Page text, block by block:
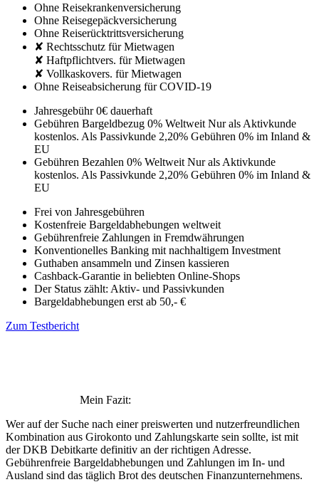
Ohne Reisekrankenversicherung
Ohne Reisegepäckversicherung
Ohne Reiserücktrittsversicherung
✘ Rechtsschutz für Mietwagen
✘ Haftpflichtvers. für Mietwagen
✘ Vollkaskovers. für Mietwagen
Ohne Reiseabsicherung für COVID-19
Jahresgebühr 0€ dauerhaft
Gebühren Bargeldbezug 0% Weltweit Nur als Aktivkunde
kostenlos. Als Passivkunde 2,20% Gebühren 0% im Inland &
EU
Gebühren Bezahlen 0% Weltweit Nur als Aktivkunde
kostenlos. Als Passivkunde 2,20% Gebühren 0% im Inland &
EU
Frei von Jahresgebühren
Kostenfreie Bargeldabhebungen weltweit
Gebührenfreie Zahlungen in Fremdwährungen
Konventionelles Banking mit nachhaltigem Investment
Guthaben ansammeln und Zinsen kassieren
Cashback-Garantie in beliebten Online-Shops
Der Status zählt: Aktiv- und Passivkunden
Bargeldabhebungen erst ab 50,- €
Zum Testbericht
Mein Fazit:
Wer auf der Suche nach einer preiswerten und nutzerfreundlichen
Kombination aus Girokonto und Zahlungskarte sein sollte, ist mit
der DKB Debitkarte definitiv an der richtigen Adresse.
Gebührenfreie Bargeldabhebungen und Zahlungen im In- und
Ausland sind das täglich Brot des deutschen Finanzunternehmens.